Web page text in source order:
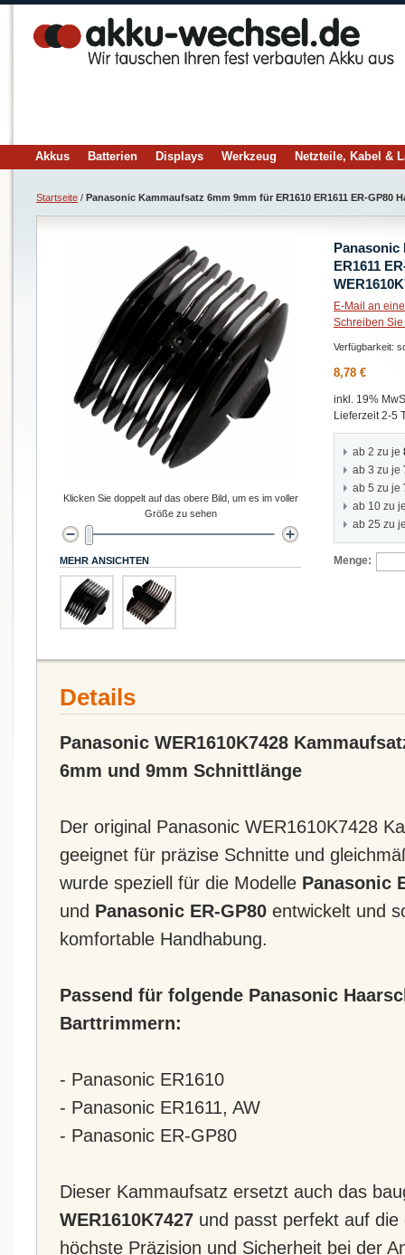
Akkus Batterien Displays Werkzeug Netzteile, Kabel &
Startseite / Panasonic Kammaufsatz 6mm 9mm für ER1610 ER1611 ER-GP80
Panasonic
ER1611
E-Mail an
Schreiben
Verfügbarkeit:
8,78 €
inkl. 19%
Lieferzeit 2-5
ab 2 zu je
ab 3 zu je
ab 5 zu je
ab 10 zu
ab 25 zu
Menge:
Klicken Sie doppelt auf das obere Bild, um es im voller
Größe zu sehen
MEHR ANSICHTEN
Details
Panasonic WER1610K7428
6mm und 9mm Schnittlänge
Der original Panasonic WER1610K7428
geeignet für präzise Schnitte und
wurde speziell für die Modelle Panasonic
und Panasonic ER-GP80 entwickelt und
komfortable Handhabung.
Passend für folgende Panasonic
Barttrimmern:
- Panasonic ER1610
- Panasonic ER1611, AW
- Panasonic ER-GP80
Dieser Kammaufsatz ersetzt auch das
WER1610K7427 und passt perfekt auf
höchste Präzision und Sicherheit bei der